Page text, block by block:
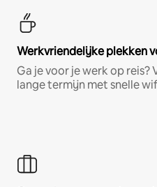
Werkvriendelijke plekken
Ga je voor je werk op
lange termijn met snelle